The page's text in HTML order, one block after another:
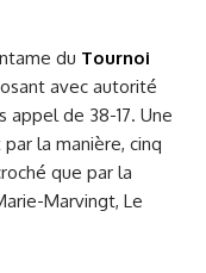
du Tournoi
avec autorité
appel de 38-17. Une
la manière, cinq
que par la
Marvingt, Le